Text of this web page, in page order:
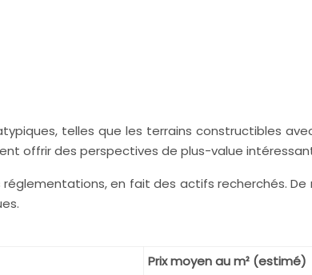
telles que les terrains constructibles
offrir des perspectives de plus-value
en fait des actifs recherchés.
Prix moyen au m² (estimé)